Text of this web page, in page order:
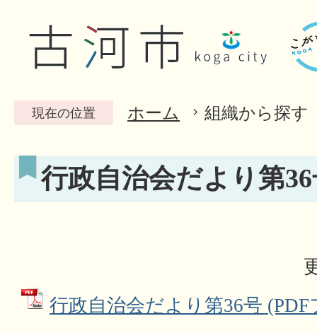
現在の位置 ホーム 組織から探す
行政自治会だより第
行政自治会だより第36号